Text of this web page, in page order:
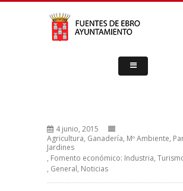
4 junio, 2015
Agricultura, Ganadería, Mº Ambiente,
Jardines
, Fomento económico: Industria,
, General, Noticias